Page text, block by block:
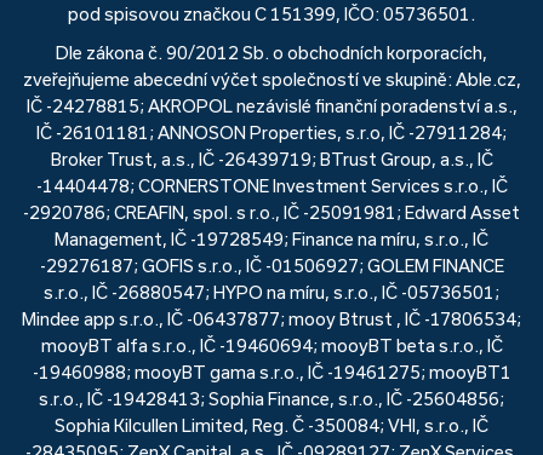
pod spisovou značkou C 151399, IČO: 05736501.
Dle zákona č. 90/2012 Sb. o obchodních korporacích,
zveřejňujeme abecední výčet společností ve skupině: Able.cz,
IČ -24278815; AKROPOL nezávislé finanční poradenství a.s.,
IČ -26101181; ANNOSON Properties, s.r.o, IČ -27911284;
Broker Trust, a.s., IČ -26439719; BTrust Group, a.s., IČ
-14404478; CORNERSTONE Investment Services s.r.o., IČ
-2920786; CREAFIN, spol. s r.o., IČ -25091981; Edward Asset
Management, IČ -19728549; Finance na míru, s.r.o., IČ
-29276187; GOFIS s.r.o., IČ -01506927; GOLEM FINANCE
s.r.o., IČ -26880547; HYPO na míru, s.r.o., IČ -05736501;
Mindee app s.r.o., IČ -06437877; mooy Btrust , IČ -17806534;
mooyBT alfa s.r.o., IČ -19460694; mooyBT beta s.r.o., IČ
-19460988; mooyBT gama s.r.o., IČ -19461275; mooyBT1
s.r.o., IČ -19428413; Sophia Finance, s.r.o., IČ -25604856;
Sophia Kilcullen Limited, Reg. Č -350084; VHI, s.r.o., IČ